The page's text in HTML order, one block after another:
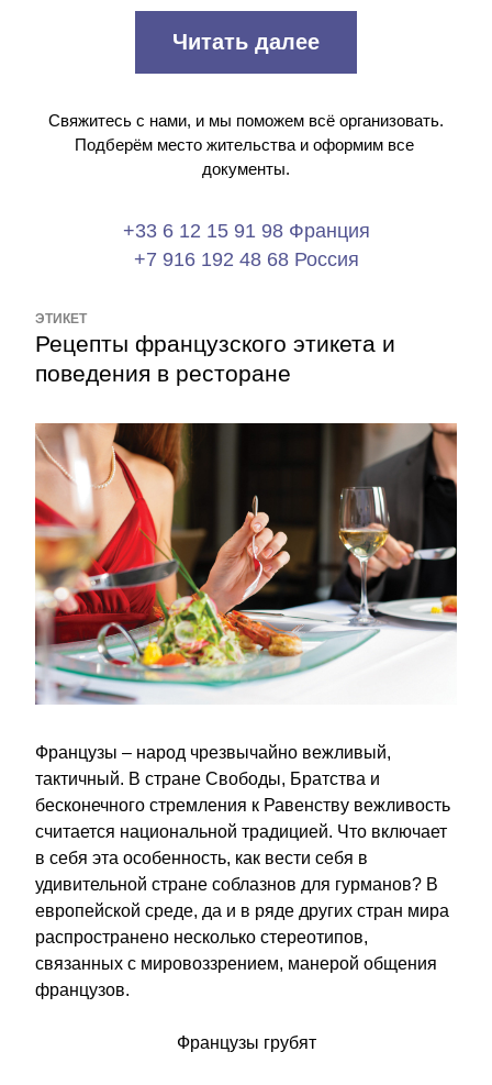
Читать далее
Свяжитесь с нами, и мы поможем всё организовать.
Подберём место жительства и оформим все
документы.
+33 6 12 15 91 98 Франция
+7 916 192 48 68 Россия
ЭТИКЕТ
Рецепты французского этикета и
поведения в ресторане
Французы – народ чрезвычайно вежливый,
тактичный. В стране Свободы, Братства и
бесконечного стремления к Равенству вежливость
считается национальной традицией. Что включает
в себя эта особенность, как вести себя в
удивительной стране соблазнов для гурманов? В
европейской среде, да и в ряде других стран мира
распространено несколько стереотипов,
связанных с мировоззрением, манерой общения
французов.
Французы грубят